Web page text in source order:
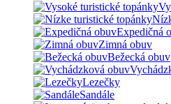
Expedičná
Zimná obuv
Bežecká obuv
Lezečky
Sandále